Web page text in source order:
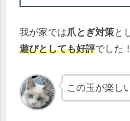
我が家では爪とぎ対策と
遊びとしても好評でした！
この玉が楽し